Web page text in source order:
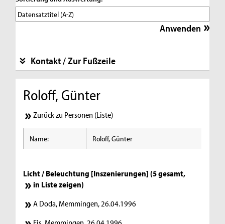
Kontakt / Zur Fußzeile
Roloff, Günter
Zurück zu Personen (Liste)
Name: Roloff, Günter
Licht / Beleuchtung [Inszenierungen] (5 gesamt,
in Liste zeigen)
A Doda, Memmingen, 26.04.1996